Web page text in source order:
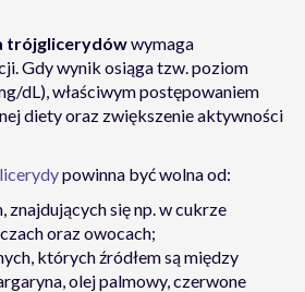
trójglicerydówwymaga
Gdy wynik osiąga tzw. poziom
dL), właściwym postępowaniem
diety oraz zwiększenie aktywności
powinna być wolna od:
znajdujących się np. w cukrze
oraz owocach;
których źródłem są między
olej palmowy, czerwone